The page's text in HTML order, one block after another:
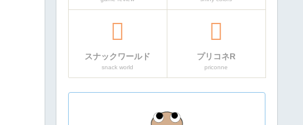
スナックワールド
snack world
プリコネR
priconne